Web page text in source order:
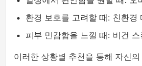
환경 보호를 고려할 때: 친환경
피부 민감함을 느낄 때: 비건
이러한 상황별 추천을 통해 자신